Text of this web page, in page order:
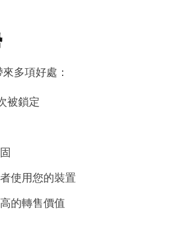
多項好處：
被鎖定
使用您的裝置
的轉售價值